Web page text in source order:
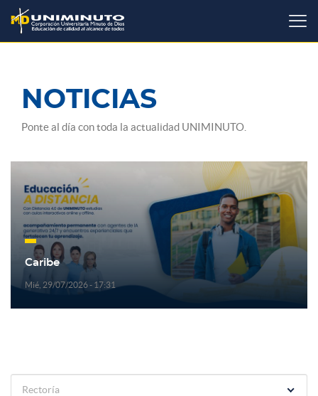
Pasar
contenido
principal
NOTICIAS
Ponte al día con toda la actualidad UNIMINUTO.
Caribe
Mié, 29/07/2026 - 17:31
Rectoría